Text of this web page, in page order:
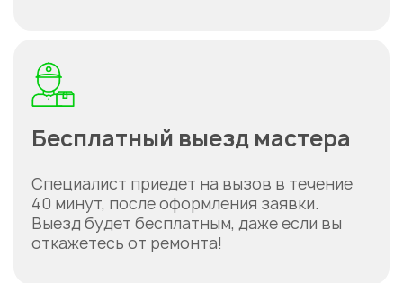
Бесплатный выезд мастера
Специалист приедет на вызов в течение
40 минут, после оформления заявки.
Выезд будет бесплатным, даже если вы
откажетесь от ремонта!